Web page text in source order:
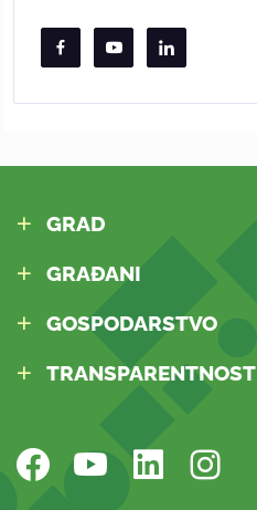
GRAD
GRAĐANI
GOSPODARSTVO
TRANSPARENTNOST